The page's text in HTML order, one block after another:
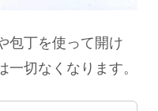
包丁を使って開け
切なくなります。